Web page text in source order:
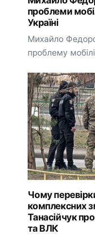
проблеми
Україні
Михайло
проблему
Чому
комплексних
Танасійчук
та ВЛК